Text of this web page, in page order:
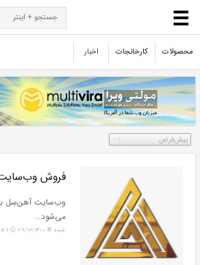
محصولات کارخانجات اخبار